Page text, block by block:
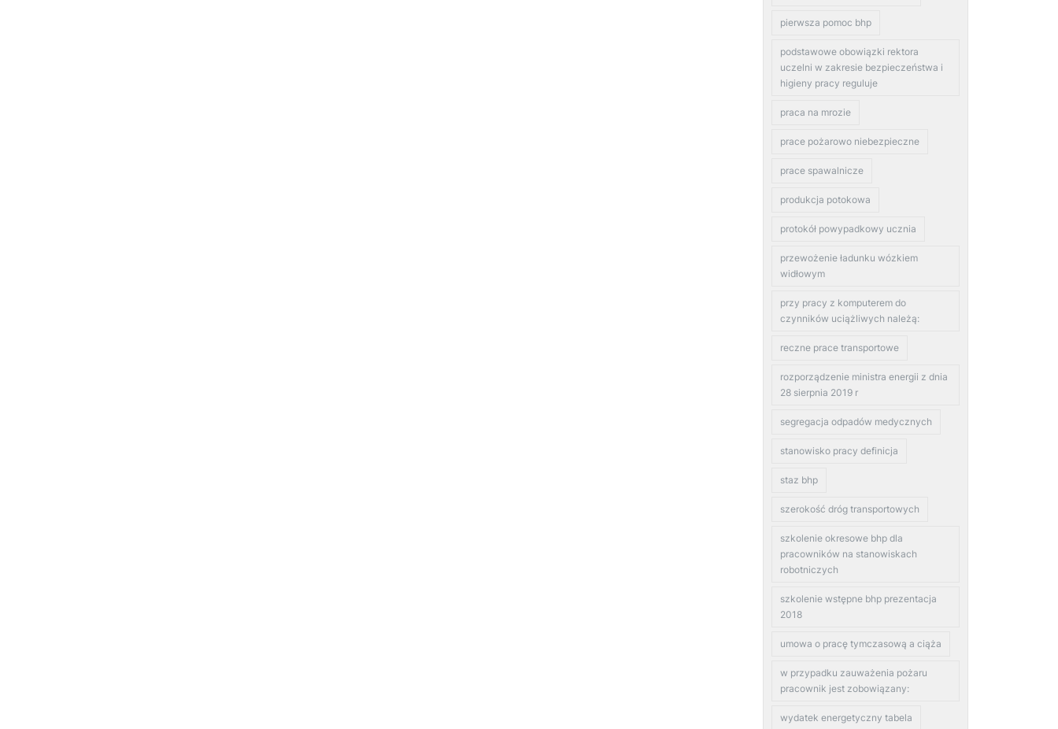
pierwsza pomoc bhp
podstawowe obowiązki rektora
uczelni w zakresie bezpieczeństwa i
higieny pracy reguluje
praca na mrozie
prace pożarowo niebezpieczne
prace spawalnicze
produkcja potokowa
protokół powypadkowy ucznia
przewożenie ładunku wózkiem
widłowym
przy pracy z komputerem do
czynników uciążliwych należą:
reczne prace transportowe
rozporządzenie ministra energii z dnia
28 sierpnia 2019 r
segregacja odpadów medycznych
stanowisko pracy definicja
staz bhp
szerokość dróg transportowych
szkolenie okresowe bhp dla
pracowników na stanowiskach
robotniczych
szkolenie wstępne bhp prezentacja
2018
umowa o pracę tymczasową a ciąża
w przypadku zauważenia pożaru
pracownik jest zobowiązany:
wydatek energetyczny tabela